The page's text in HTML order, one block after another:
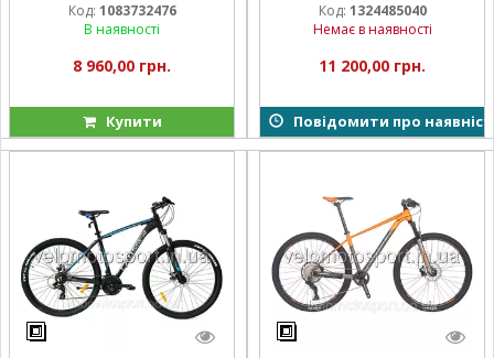
Код: 1083732476
В наявності
8 960,00 грн.
Купити
Код: 1324485040
Немає в наявності
11 200,00 грн.
Повідомити про